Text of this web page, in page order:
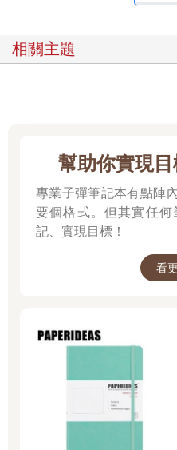
「如果能中統一發票特獎兩百
前陣子，和父親在老家客廳閒聊
「您現在還覺得這年代的人，
麼會變這麼薄，真的要中大樂
元相當於我學生時期打工約三
元。然而，現在領兩百元，真
我在二○二二年出版《最美好、
社會上還有許多需要幫助的讀
能快速學習我過去十幾年來的心
現在寫這本書，也是希望讓更
平穩的生活，其實建立在一直
康、資產增值等等。
相關主題
幫助你實現
專業子彈筆記本有點陣
要個格式。但其實任
記、實現目標！
看